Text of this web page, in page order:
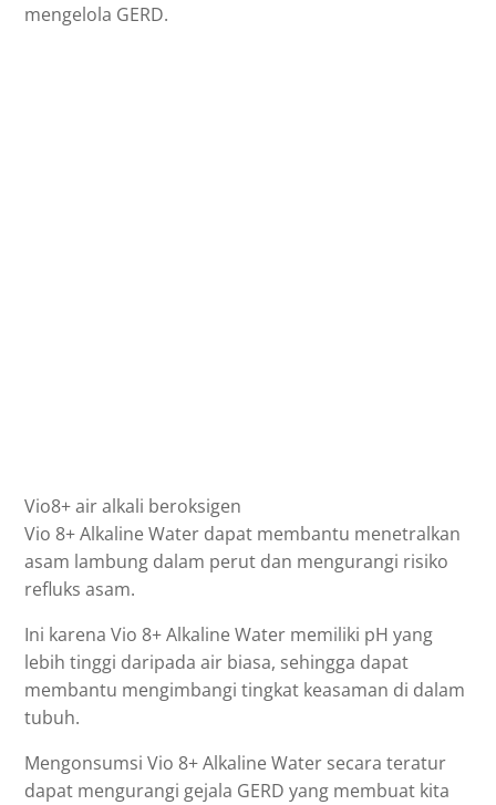
mengelola GERD.
Vio8+ air alkali beroksigen
Vio 8+ Alkaline Water dapat membantu menetralkan
asam lambung dalam perut dan mengurangi risiko
refluks asam.
Ini karena Vio 8+ Alkaline Water memiliki pH yang
lebih tinggi daripada air biasa, sehingga dapat
membantu mengimbangi tingkat keasaman di dalam
tubuh.
Mengonsumsi Vio 8+ Alkaline Water secara teratur
dapat mengurangi gejala GERD yang membuat kita